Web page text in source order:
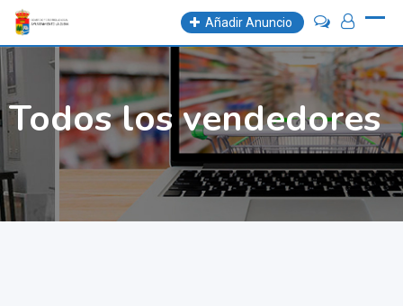
Añadir Anuncio
Todos los vendedores